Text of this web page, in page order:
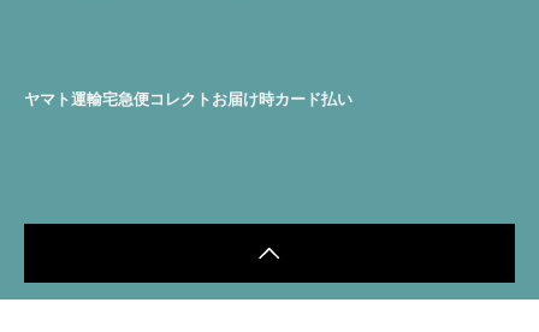
ヤマト運輸宅急便コレクトお届け時カード払い